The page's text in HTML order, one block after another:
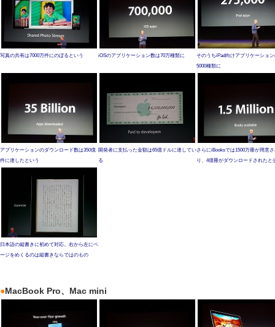
写真の共有は7000万件にのぼるという iOSのアプリケーション数は70万種類に
そのうちiPad向けアプリケーション
5000種類に
アプリケーションのダウンロード数は350億
件に達したという
開発者に支払った金額は65億ドルに達してい
る
さらにiBooksでは1500万冊が用意
り、4億冊がダウンロードされたと
日本語の縦書きに初めて対応。右から左にペ
ージをめくるのは縦書きならではのもの
●MacBook Pro、Mac mini